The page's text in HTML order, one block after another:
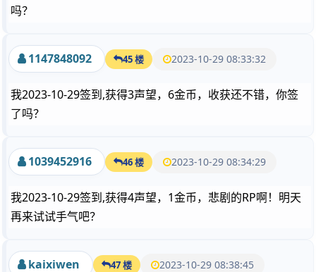
吗？
1147848092 45 楼 2023-10-29 08:33:32
我2023-10-29签到,获得3声望，6金币，收获还不错，你签
了吗？
1039452916 46 楼 2023-10-29 08:34:29
我2023-10-29签到,获得4声望，1金币，悲剧的RP啊！明天
再来试试手气吧？
kaixiwen 47 楼 2023-10-29 08:38:45